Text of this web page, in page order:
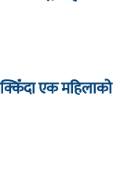
एक महिलाको